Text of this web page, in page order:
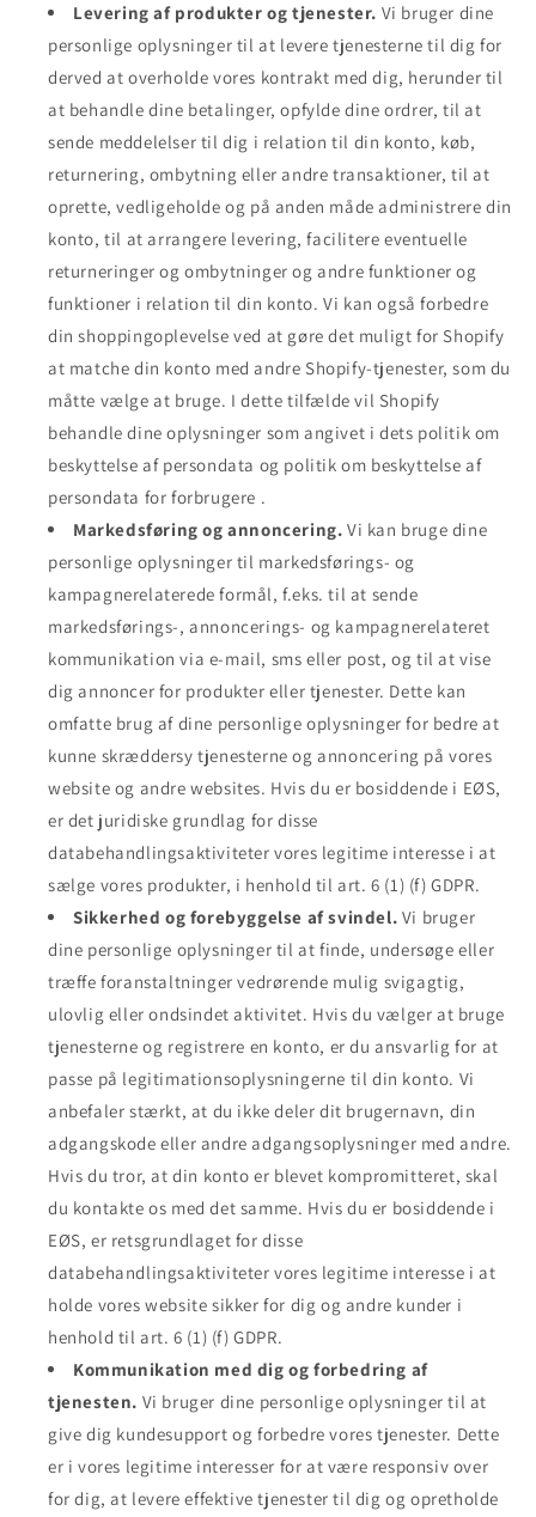
Levering af produkter og tjenester. Vi bruger dine
personlige oplysninger til at levere tjenesterne til dig for
derved at overholde vores kontrakt med dig, herunder til
at behandle dine betalinger, opfylde dine ordrer, til at
sende meddelelser til dig i relation til din konto, køb,
returnering, ombytning eller andre transaktioner, til at
oprette, vedligeholde og på anden måde administrere din
konto, til at arrangere levering, facilitere eventuelle
returneringer og ombytninger og andre funktioner og
funktioner i relation til din konto. Vi kan også forbedre
din shoppingoplevelse ved at gøre det muligt for Shopify
at matche din konto med andre Shopify-tjenester, som du
måtte vælge at bruge. I dette tilfælde vil Shopify
behandle dine oplysninger som angivet i dets politik om
beskyttelse af persondata og politik om beskyttelse af
persondata for forbrugere .
Markedsføring og annoncering. Vi kan bruge dine
personlige oplysninger til markedsførings- og
kampagnerelaterede formål, f.eks. til at sende
markedsførings-, annoncerings- og kampagnerelateret
kommunikation via e-mail, sms eller post, og til at vise
dig annoncer for produkter eller tjenester. Dette kan
omfatte brug af dine personlige oplysninger for bedre at
kunne skræddersy tjenesterne og annoncering på vores
website og andre websites. Hvis du er bosiddende i EØS,
er det juridiske grundlag for disse
databehandlingsaktiviteter vores legitime interesse i at
sælge vores produkter, i henhold til art. 6 (1) (f) GDPR.
Sikkerhed og forebyggelse af svindel. Vi bruger
dine personlige oplysninger til at finde, undersøge eller
træffe foranstaltninger vedrørende mulig svigagtig,
ulovlig eller ondsindet aktivitet. Hvis du vælger at bruge
tjenesterne og registrere en konto, er du ansvarlig for at
passe på legitimationsoplysningerne til din konto. Vi
anbefaler stærkt, at du ikke deler dit brugernavn, din
adgangskode eller andre adgangsoplysninger med andre.
Hvis du tror, at din konto er blevet kompromitteret, skal
du kontakte os med det samme. Hvis du er bosiddende i
EØS, er retsgrundlaget for disse
databehandlingsaktiviteter vores legitime interesse i at
holde vores website sikker for dig og andre kunder i
henhold til art. 6 (1) (f) GDPR.
Kommunikation med dig og forbedring af
tjenesten. Vi bruger dine personlige oplysninger til at
give dig kundesupport og forbedre vores tjenester. Dette
er i vores legitime interesser for at være responsiv over
for dig, at levere effektive tjenester til dig og opretholde